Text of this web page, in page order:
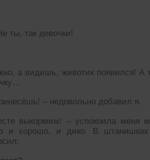
ты, так девочки!
а видишь, животик появился! А
– недовольно добавил я.
выкормим! – успокоила меня
и хорошо, и дико. В штанишках